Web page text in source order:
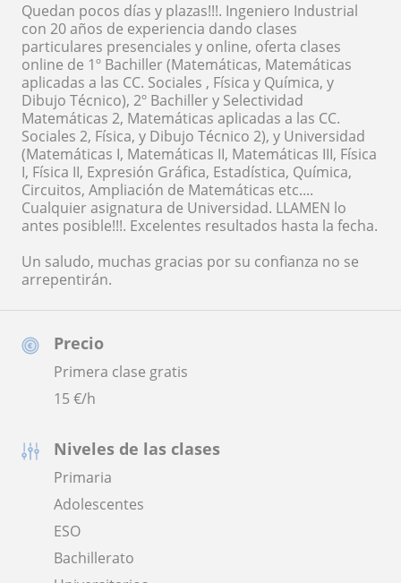
Precio
Primera clase gratis
15€/h
Niveles de las clases
Primaria
Adolescentes
ESO
Bachillerato
Quedan pocos días y plazas!!!. Ingeniero Industrial
con 20 años de experiencia dando clases
particulares presenciales y online, oferta clases
online de 1º Bachiller (Matemáticas, Matemáticas
aplicadas a las CC. Sociales , Física y Química, y
Dibujo Técnico), 2º Bachiller y Selectividad
Matemáticas 2, Matemáticas aplicadas a las CC.
Sociales 2, Física, y Dibujo Técnico 2), y Universidad
(Matemáticas I, Matemáticas II, Matemáticas III, Física
I, Física II, Expresión Gráfica, Estadística, Química,
Circuitos, Ampliación de Matemáticas etc....
Cualquier asignatura de Universidad. LLAMEN lo
antes posible!!!. Excelentes resultados hasta la fecha.
Un saludo, muchas gracias por su confianza no se
arrepentirán.